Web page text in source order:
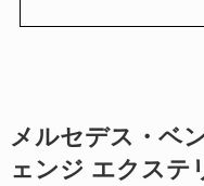
メルセデス・ベ
ェンジ エクステ